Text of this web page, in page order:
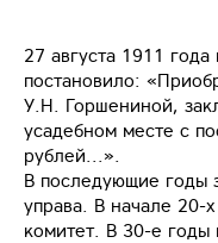
27 августа 1911
постановило:
У.Н. Горшениной,
усадебном месте с
рублей...».
В последующие годы
управа. В начале 20-
комитет. В 30-е годы